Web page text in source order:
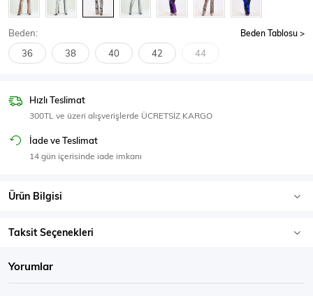
Body Atlet Crop & Büstiyer
SPOR GİYİM
Eşofman Üstü
Beden: Beden Tablosu
36 38 40 42 44
Hızlı Teslimat
300TL ve üzeri alışverişlerde ÜCRETSİZ KARGO
İade ve Teslimat
14 gün içerisinde iade imkanı
Ürün Bilgisi
Taksit Seçenekleri
Yorumlar